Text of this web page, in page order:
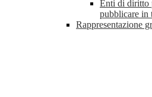
Enti di diritto
pubblicare in
Rappresentazione